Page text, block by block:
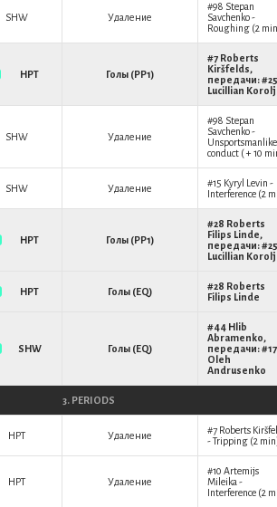
SHW Удаление
#98 Stepan
Savchenko-
Roughing (2
HPT Голы (PP1)
#7 Roberts
Kiršfelds,
передачи: #25
Lucillian
SHW Удаление
#98 Stepan
Savchenko-
Unsportsmanlike
conduct ( + 10
SHW Удаление #15 Kyryl Levin -
Interference (2
HPT Голы (PP1)
#28 Roberts
Filips Linde,
передачи: #25
Lucillian
HPT Голы (EQ) #28 Roberts
Filips Linde
SHW Голы (EQ)
#44 Hlib
Abramenko,
передачи: #17
Oleh
Andrusenko
3. PERIODS
HPT Удаление #7 Roberts
- Tripping (2
HPT Удаление
#10 Artemijs
Mileika -
Interference (2